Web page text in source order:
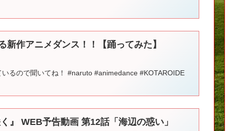
新作アニメダンス！！【踊ってみた】
るので聞いてね！ #naruto #animedance #KOTAROIDE
』 WEB予告動画 第12話「海辺の惑い」